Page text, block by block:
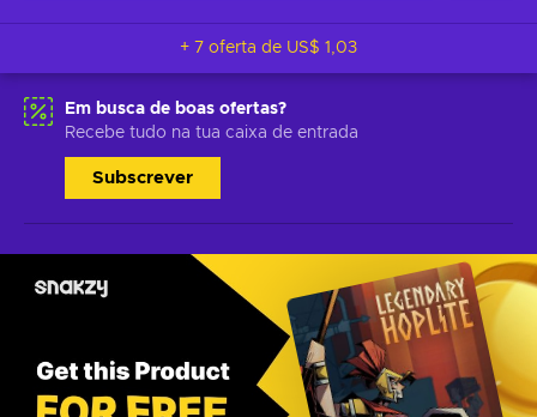
+ 7 oferta de US$ 1,03
Em busca de boas ofertas?
Recebe tudo na tua caixa de entrada
Subscrever